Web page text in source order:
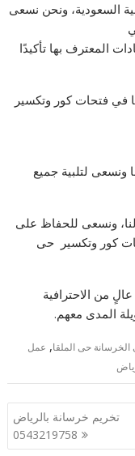
السعودية، ونحن نسعى
المعترف بها تأكيدًا
في فتحات كور وتكسير
ونسعى لتلبية جميع
ونسعى للحفاظ على
كور وتكسير حى
من الاحترافية
المدى معهم.
حى الملقا, عمل
تخريم خرسانة بالرياض
0543219758